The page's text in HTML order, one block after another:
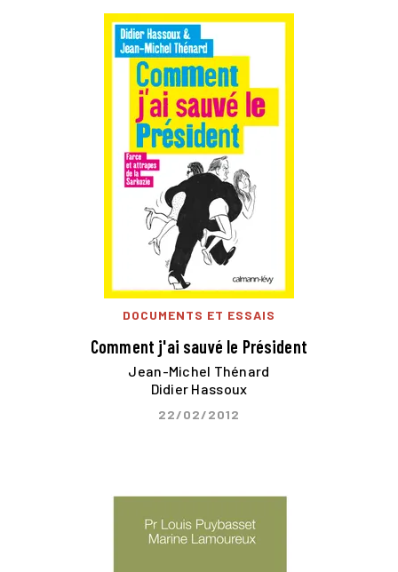
DOCUMENTS ET ESSAIS
Comment j'ai sauvé le Président
Jean-Michel Thénard
Didier Hassoux
22/02/2012